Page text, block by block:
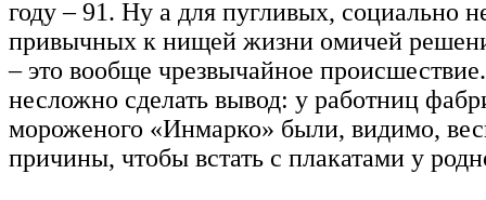
году – 91. Ну а для пугливых, социально
привычных к нищей жизни омичей
– это вообще чрезвычайное
несложно сделать вывод: у работниц
мороженого «Инмарко» были, видимо,
причины, чтобы встать с плакатами у